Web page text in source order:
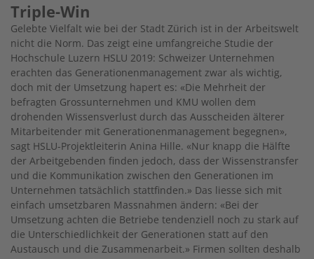
Triple-Win
Gelebte Vielfalt wie bei der Stadt Zürich ist in der Arbeitswelt
nicht die Norm. Das zeigt eine umfangreiche Studie der
Hochschule Luzern HSLU 2019: Schweizer Unternehmen
erachten das Generationenmanagement zwar als wichtig,
doch mit der Umsetzung hapert es: «Die Mehrheit der
befragten Grossunternehmen und KMU wollen dem
drohenden Wissensverlust durch das Ausscheiden älterer
Mitarbeitender mit Generationenmanagement begegnen»,
sagt HSLU-Projektleiterin Anina Hille. «Nur knapp die Hälfte
der Arbeitgebenden finden jedoch, dass der Wissenstransfer
und die Kommunikation zwischen den ­Generationen im
Unternehmen tatsächlich stattfinden.» Das liesse sich mit
einfach umsetzbaren Massnahmen ändern: «Bei der
Umsetzung achten die Betriebe tendenziell noch zu stark auf
die Unterschiedlichkeit der Generationen statt auf den
Austausch und die Zusammenarbeit.» Firmen sollten deshalb